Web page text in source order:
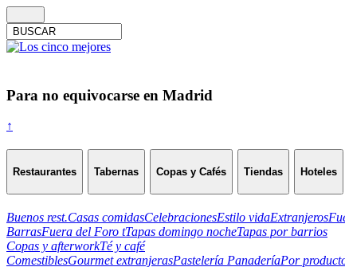
Para no equivocarse en Madrid
↑
Restaurantes Tabernas Copas y Cafés Tiendas Hoteles
Buenos rest.Casas comidasCelebracionesEstilo vidaExtranjeros
BarrasFuera del Foro tTapas domingo nocheTapas por barrios
Copas y afterworkTé y café
ComestiblesGourmet extranjerasPastelería PanaderíaPor